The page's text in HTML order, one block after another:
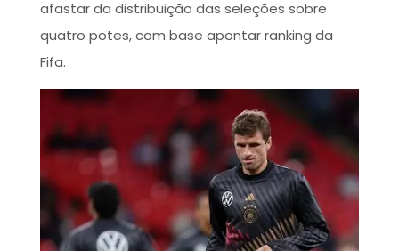
afastar da distribuição das seleções sobre
quatro potes, com base apontar ranking da
Fifa.